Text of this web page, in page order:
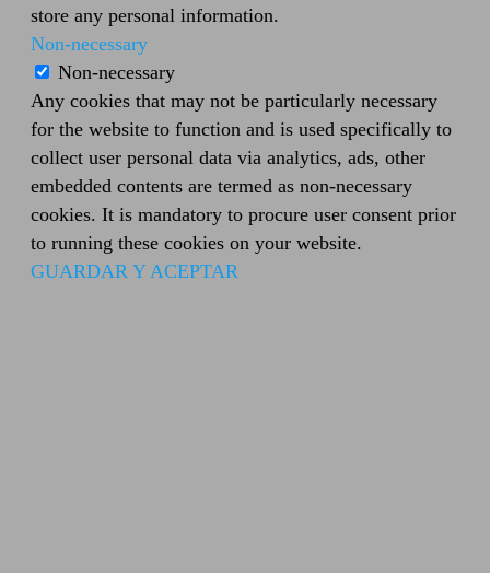
store any personal information.
Non-necessary
Non-necessary
Any cookies that may not be particularly necessary
for the website to function and is used specifically to
collect user personal data via analytics, ads, other
embedded contents are termed as non-necessary
cookies. It is mandatory to procure user consent prior
to running these cookies on your website.
GUARDAR Y ACEPTAR